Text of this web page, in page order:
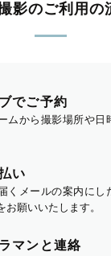
影のご利用の
でご予約
ムから撮影場所や日
い
くメールの案内にし
お願いいたします。
マンと連絡